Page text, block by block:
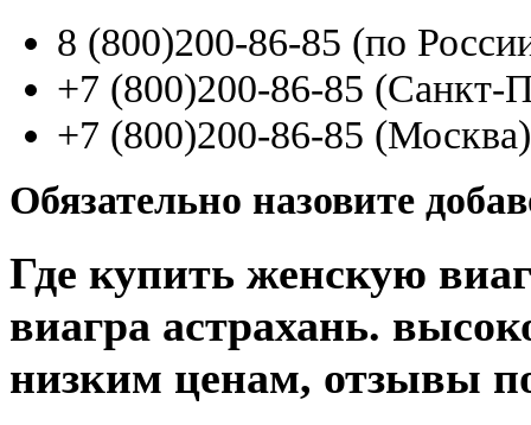
8 (800)200-86-85 (по
+7 (800)200-86-85 (Санкт-
+7 (800)200-86-85 (Москва)
Обязательно назовите
Где купить женскую
виагра астрахань.
низким ценам, отзывы